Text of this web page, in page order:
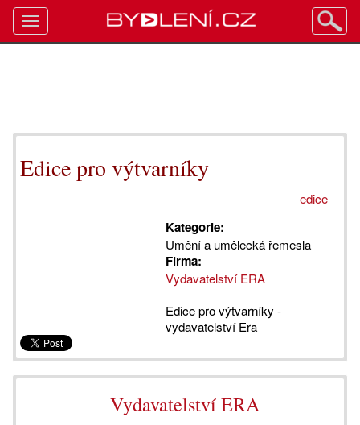
Edice pro výtvarníky
edice
Kategorie:
Umění a umělecká řemesla
Firma:
Vydavatelství ERA
Edice pro výtvarníky -
vydavatelství Era
Vydavatelství ERA
Toggle
navigation